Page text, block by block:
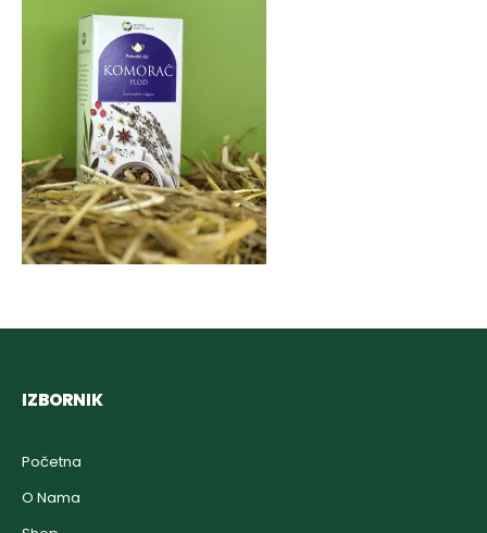
IZBORNIK
Početna
O Nama